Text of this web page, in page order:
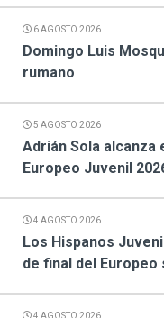
6 AGOSTO 2026
Domingo Luis
rumano
5 AGOSTO 2026
Adrián Sola
Europeo Juvenil
4 AGOSTO 2026
Los Hispanos
de final del Europeo
4 AGOSTO 2026